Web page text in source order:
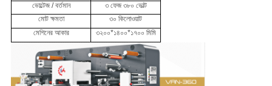
ভোল্টেজ / বর্তমান
৩ ফেজ ৩৮০ ভোল্ট
মোট ক্ষমতা
৩০ কিলোওয়াট
মেশিনের আকার
৩২০০*১৪০০*১৭০০ মিমি